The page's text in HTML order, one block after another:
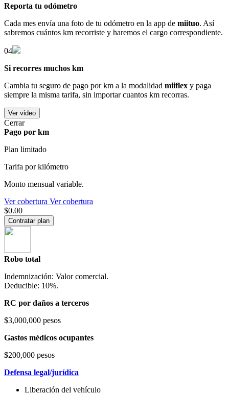
Reporta tu odómetro
Cada mes envía una foto de tu odómetro en la app de miituo. Así
sabremos cuántos km recorriste y haremos el cargo correspondiente.
04
Si recorres muchos km
Cambia tu seguro de pago por km a la modalidad miiflex y paga
siempre la misma tarifa, sin importar cuantos km recorras.
Ver video
Cerrar
Pago por km
Plan limitado
Tarifa por kilómetro
Monto mensual variable.
Ver cobertura Ver cobertura
$0.00
Contratar plan
Robo total
Indemnización: Valor comercial.
Deducible: 10%.
RC por daños a terceros
$3,000,000 pesos
Gastos médicos ocupantes
$200,000 pesos
Defensa legal/jurídica
Liberación del vehículo